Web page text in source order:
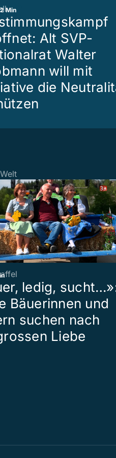
2 Min
Alt SVP-
Walter
will mit
die
ledig,
Bäuerinnen und
suchen nach
Liebe